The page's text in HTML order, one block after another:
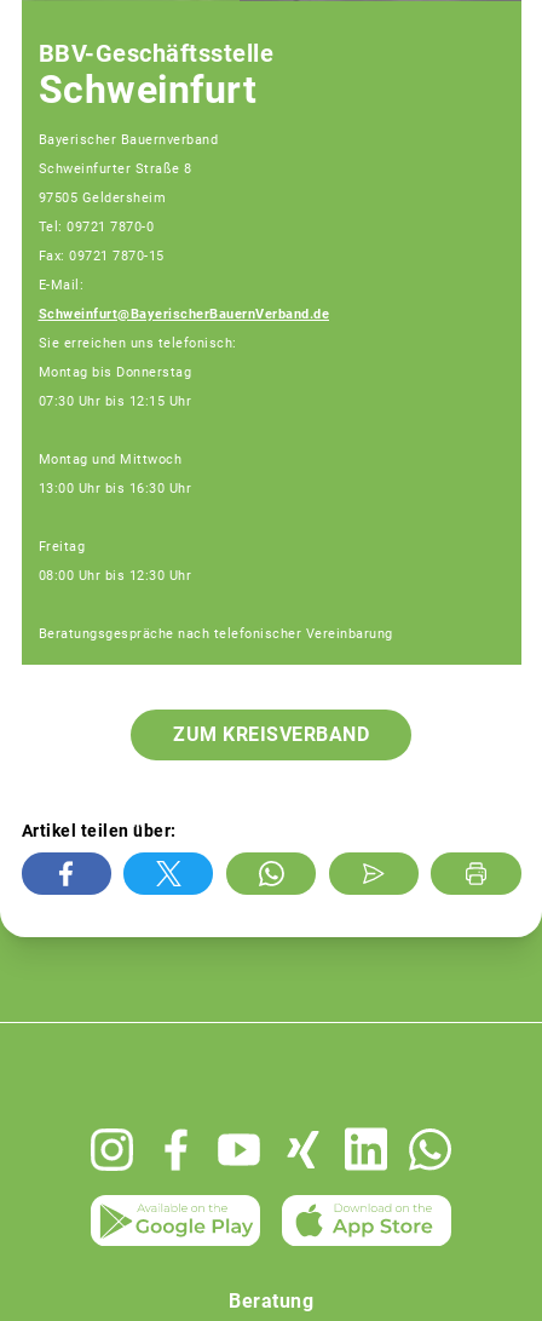
BBV-Geschäftsstelle
Schweinfurt
Bayerischer Bauernverband
Schweinfurter Straße 8
97505 Geldersheim
Tel: 09721 7870-0
Fax: 09721 7870-15
E-Mail:
Schweinfurt@BayerischerBauernVerband.de
Sie erreichen uns telefonisch:
Montag bis Donnerstag
07:30 Uhr bis 12:15 Uhr
Montag und Mittwoch
13:00 Uhr bis 16:30 Uhr
Freitag
08:00 Uhr bis 12:30 Uhr
Beratungsgespräche nach telefonischer Vereinbarung
ZUM KREISVERBAND
Artikel teilen über:
Beratung